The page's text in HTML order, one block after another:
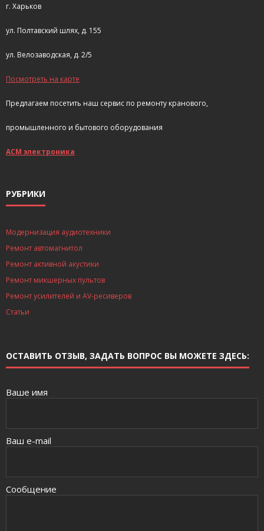
г. Харьков
ул. Полтавский шлях, д. 155
ул. Велозаводская, д. 2/5
Посмотреть на карте
Предлагаем посетить наш сервис по ремонту кранового,
промышленного и бытового оборудования
АСМ электроника
РУБРИКИ
Модернизация аудиотехники
Ремонт автомагнитол
Ремонт активной акустики
Ремонт микшерных пультов
Ремонт усилителей и AV-ресиверов
Статьи
ОСТАВИТЬ ОТЗЫВ, ЗАДАТЬ ВОПРОС ВЫ МОЖЕТЕ ЗДЕСЬ:
Ваше имя
Ваш e-mail
Сообщение